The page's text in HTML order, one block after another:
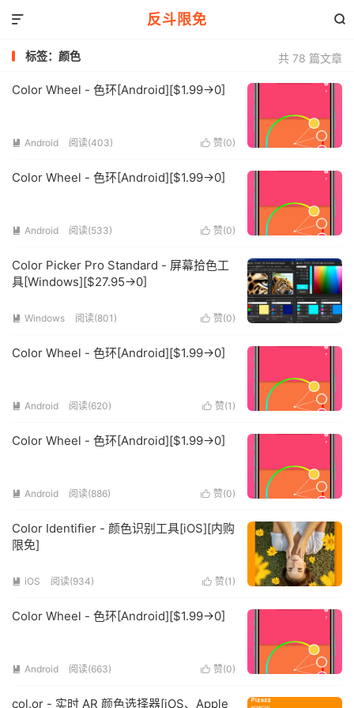
反斗限免 

共 78 篇文章
标签：颜色
Color Wheel - 色环[Android][$1.99→0]
 赞(0)
 Android 阅读(403)
Color Wheel - 色环[Android][$1.99→0]
 赞(0)
 Android 阅读(533)
Color Picker Pro Standard - 屏幕拾色工
具[Windows][$27.95→0]
 赞(0)
 Windows 阅读(801)
Color Wheel - 色环[Android][$1.99→0]
 赞(1 )
 Android 阅读(620)
Color Wheel - 色环[Android][$1.99→0]
 赞(0)
 Android 阅读(886)
Color Identifier - 颜色识别工具[iOS][内购
限免]
 赞(1 )
 iOS 阅读(934)
Color Wheel - 色环[Android][$1.99→0]
 赞(0)
 Android 阅读(663)
col.or - 实时 AR 颜色选择器[iOS、Apple